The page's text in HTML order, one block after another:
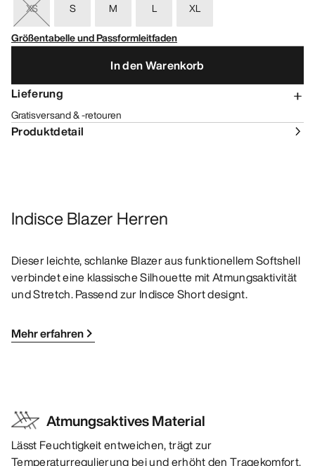
XS S M L
XL
Größentabelle und Passformleitfaden
In den Warenkorb
Lieferung
Gratisversand & -retouren
Produktdetail
Indisce Blazer Herren
Dieser leichte, schlanke Blazer aus funktionellem Softshell
verbindet eine klassische Silhouette mit Atmungsaktivität
und Stretch. Passend zur Indisce Short designt.
Mehr erfahren
Atmungsaktives Material
Lässt Feuchtigkeit entweichen, trägt zur
Temperaturregulierung bei und erhöht den Tragekomfort.